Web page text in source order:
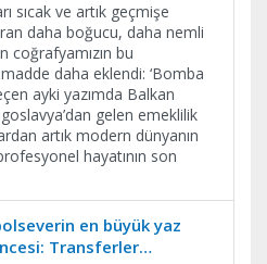
sıcak ve artık geçmişe
daha boğucu, daha nemli
coğrafyamızın bu
daha eklendi: ‘Bomba
ayki yazımda Balkan
gelen emeklilik
artık modern dünyanın
hayatının son
en büyük yaz
Transferler…